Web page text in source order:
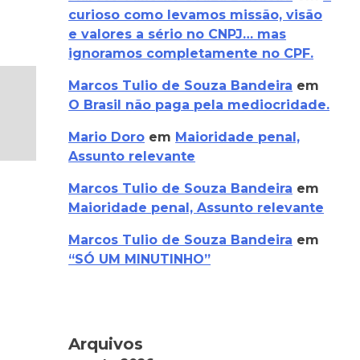
curioso como levamos missão, visão
e valores a sério no CNPJ… mas
ignoramos completamente no CPF.
Marcos Tulio de Souza Bandeira em
O Brasil não paga pela mediocridade.
Mario Doro em Maioridade penal,
Assunto relevante
Marcos Tulio de Souza Bandeira em
Maioridade penal, Assunto relevante
Marcos Tulio de Souza Bandeira em
“SÓ UM MINUTINHO”
Arquivos